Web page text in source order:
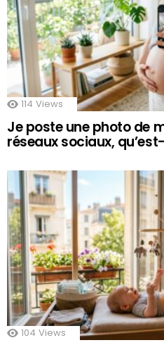
114 Views
Je poste une photo de
réseaux sociaux,
104 Views